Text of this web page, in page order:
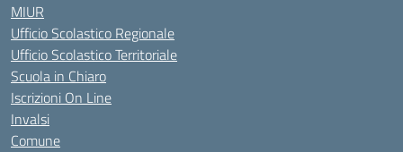
MIUR
Ufficio Scolastico Regionale
Ufficio Scolastico Territoriale
Scuola in Chiaro
Iscrizioni On Line
Invalsi
Comune